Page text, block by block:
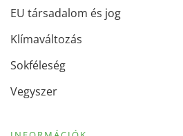
EU társadalom és jog
Klímaváltozás
Sokféleség
Vegyszer